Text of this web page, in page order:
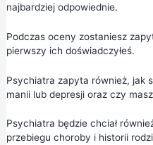
najbardziej odpowiednie.
Podczas oceny zostaniesz
pierwszy ich doświadczyłeś.
Psychiatra zapyta również, jak
manii lub depresji oraz czy
Psychiatra będzie chciał
przebiegu choroby i historii